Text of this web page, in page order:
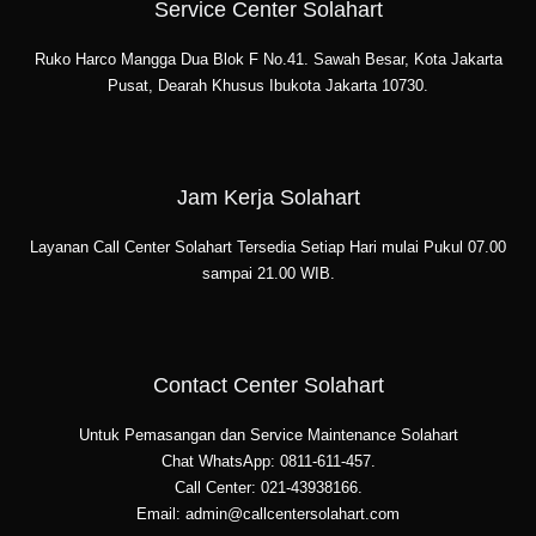
Service Center Solahart
Ruko Harco Mangga Dua Blok F No.41. Sawah Besar, Kota Jakarta
Pusat, Dearah Khusus Ibukota Jakarta 10730.
Jam Kerja Solahart
Layanan Call Center Solahart Tersedia Setiap Hari mulai Pukul 07.00
sampai 21.00 WIB.
Contact Center Solahart
Untuk Pemasangan dan Service Maintenance Solahart
Chat WhatsApp: 0811-611-457.
Call Center: 021-43938166.
Email: admin@callcentersolahart.com